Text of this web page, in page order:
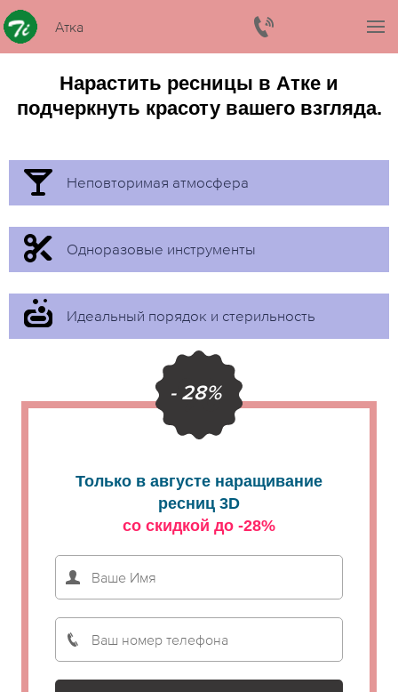
Атка
Нарастить ресницы в Атке и
подчеркнуть красоту вашего взгляда.
Неповторимая атмосфера
Одноразовые инструменты
Идеальный порядок и стерильность
- 28%
Только в августе наращивание
ресниц 3D
со скидкой до -28%